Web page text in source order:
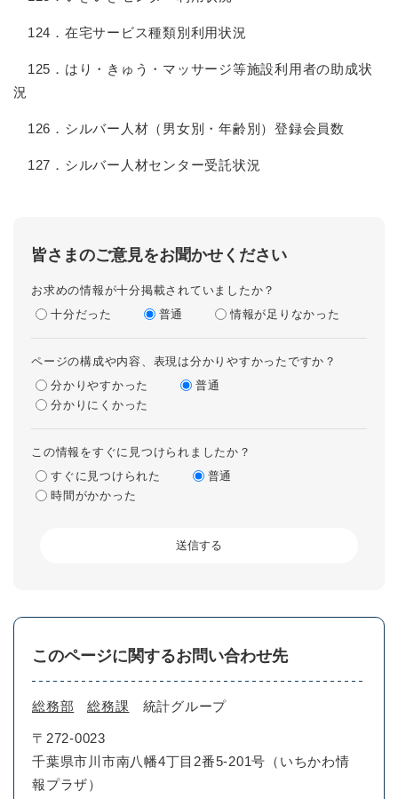
124．在宅サービス種類別利用状況
125．はり・きゅう・マッサージ等施設利用者の助成状
況
126．シルバー人材（男女別・年齢別）登録会員数
127．シルバー人材センター受託状況
皆さまのご意見をお聞かせください
お求めの情報が十分掲載されていましたか？
十分だった
普通 情報が足りなかった
ページの構成や内容、表現は分かりやすかったですか？
分かりやすかった
普通
分かりにくかった
この情報をすぐに見つけられましたか？
すぐに見つけられた
普通
時間がかかった
このページに関するお問い合わせ先
総務部 総務課 統計グループ
〒272-0023
千葉県市川市南八幡4丁目2番5-201号（いちかわ情
報プラザ）